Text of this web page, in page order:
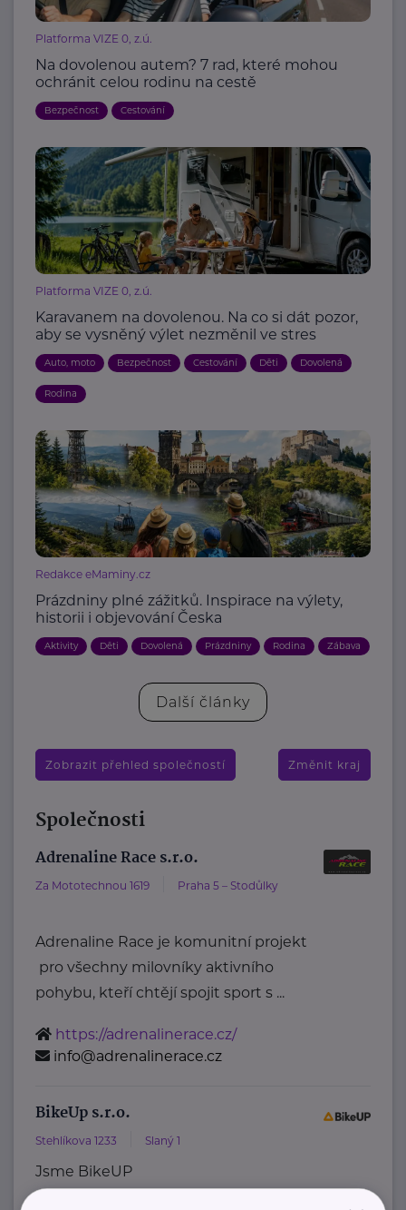
Platforma VIZE 0, z.ú.
Na dovolenou autem? 7 rad, které mohou
ochránit celou rodinu na cestě
Bezpečnost Cestování
Platforma VIZE 0, z.ú.
Karavanem na dovolenou. Na co si dát pozor,
aby se vysněný výlet nezměnil ve stres
Auto, moto Bezpečnost Cestování Děti Dovolená
Rodina
Redakce eMaminy.cz
Prázdniny plné zážitků. Inspirace na výlety,
historii i objevování Česka
Aktivity Děti Dovolená Prázdniny Rodina Zábava
Další články
Zobrazit přehled společností Změnit kraj
Společnosti
Adrenaline Race s.r.o.
Za Mototechnou 1619 Praha 5 – Stodůlky
Adrenaline Race je komunitní projekt
pro všechny milovníky aktivního
pohybu, kteří chtějí spojit sport s ...
https://adrenalinerace.cz/
info@adrenalinerace.cz
BikeUp s.r.o.
Stehlíkova 1233 Slaný 1
Jsme BikeUP
– měníme způsob, jakým děti jezdí na